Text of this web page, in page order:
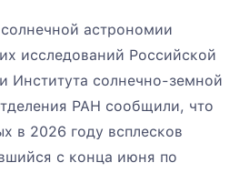
астрономии
исследований Российской
Института солнечно-земной
РАН сообщили, что
в 2026 году всплесков
с конца июня по